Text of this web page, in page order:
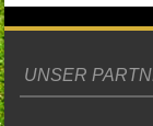
UNSER